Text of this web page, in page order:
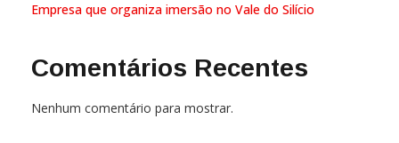
Empresa que organiza imersão no Vale do Silício
Comentários Recentes
Nenhum comentário para mostrar.